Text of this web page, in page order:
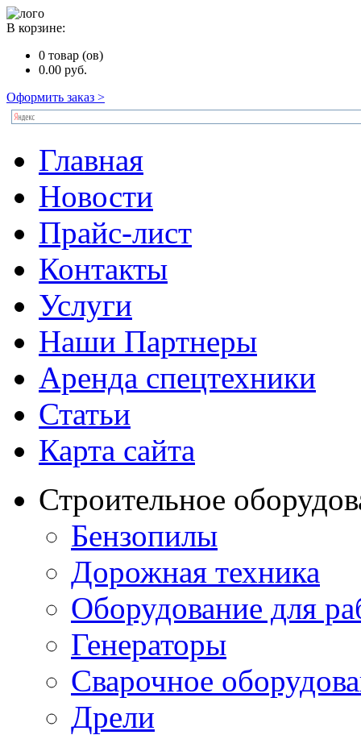
В корзине:
0 товар (ов)
0.00 руб.
Оформить заказ >
Главная
Новости
Прайс-лист
Контакты
Услуги
Наши Партнеры
Аренда спецтехники
Статьи
Карта сайта
Строительное
Бензопилы
Дорожная техника
Оборудование для
Генераторы
Сварочное
Дрели